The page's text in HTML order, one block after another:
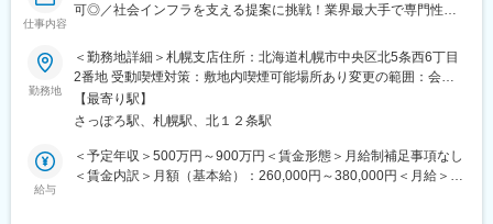
変更の範囲：会社の定める業務
仕事内容
可◎／社会インフラを支える提案に挑戦！業界最大手で専門性を
■業務内容：
・国や自治体などの官公庁および民間企業に向けて、社会インフ
ラや都市空間に関する提案営業をお任せします。
・河川・道路・防災・環境修復・地域計画など、公共性の高いプ
ロジェクトに携わり、街づくりや社会課題解決に貢献できるポジ
ションです。
勤務地
＜勤務地詳細＞札幌支店住所：北海道札幌市中央区北5条西6丁目
2番地 受動喫煙対策：敷地内喫煙可能場所あり変更の範囲：会社
の定める事業所（リモートワーク含む）
【最寄り駅】
さっぽろ駅、札幌駅、北１２条駅
給与
＜予定年収＞500万円～900万円＜賃金形態＞月給制補足事項なし
＜賃金内訳＞月額（基本給）：260,000円～380,000円＜月給＞